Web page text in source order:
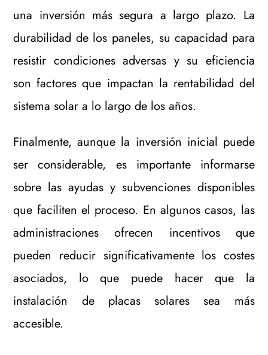
una inversión más segura a largo plazo. La
durabilidad de los paneles, su capacidad para
resistir condiciones adversas y su eficiencia
son factores que impactan la rentabilidad del
sistema solar a lo largo de los años.
Finalmente, aunque la inversión inicial puede
ser considerable, es importante informarse
sobre las ayudas y subvenciones disponibles
que faciliten el proceso. En algunos casos, las
administraciones ofrecen incentivos que
pueden reducir significativamente los costes
asociados, lo que puede hacer que la
instalación de placas solares sea más
accesible.